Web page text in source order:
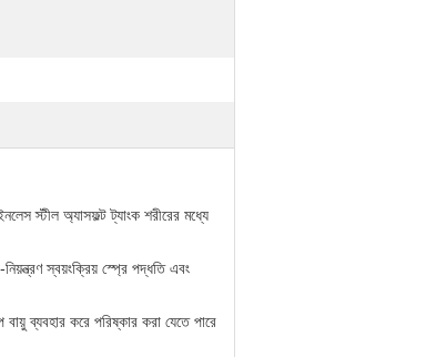
স্টীল অ্যাসফল্ট ট্যাংক শরীরের মধ্যে
স্বয়ংক্রিয় স্প্রে পদ্ধতি এবং
ব্যবহার করে পরিষ্কার করা যেতে পারে